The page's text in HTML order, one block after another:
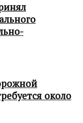
около